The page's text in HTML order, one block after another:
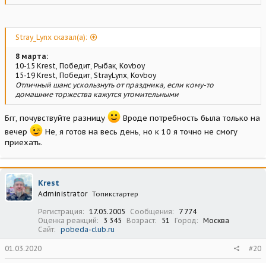
Stray_Lynx сказал(а):
8 марта:
10-15 Krest, Победит, Рыбак, Kovboy
15-19 Krest, Победит, StrayLynx, Kovboy
Отличный шанс ускользнуть от праздника, если кому-то
домашние торжества кажутся утомительными
Бгг, почувствуйте разницу
Вроде потребность была только на
вечер
Не, я готов на весь день, но к 10 я точно не смогу
приехать.
Krest
Administrator Топикстартер
Регистрация 17.05.2005 Сообщения
7 774
Оценка реакций
3 345 Возраст 51 Город
Москва
Сайт
pobeda-club.ru
01.03.2020 #20